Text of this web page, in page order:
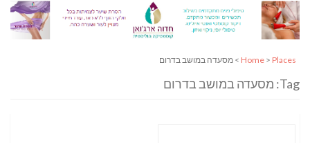
Home > Places > מסעדה במושב בדרום
Tag: מסעדה במושב בדרום